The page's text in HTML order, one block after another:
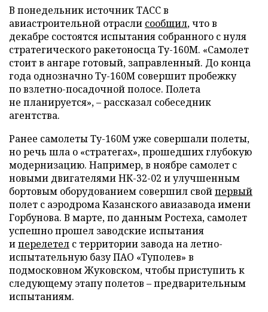
В понедельник источник ТАСС в
авиастроительной отрасли сообщил, что в
декабре состоятся испытания собранного с нуля
стратегического ракетоносца Ту-160М. «Самолет
стоит в ангаре готовый, заправленный. До конца
года однозначно Ту-160М совершит пробежку
по взлетно-посадочной полосе. Полета
не планируется», – рассказал собеседник
агентства.
Ранее самолеты Ту-160М уже совершали полеты,
но речь шла о «стратегах», прошедших глубокую
модернизацию. Например, в ноябре самолет с
новыми двигателями НК-32-02 и улучшенным
бортовым оборудованием совершил свойпервый
полет с аэродрома Казанского авиазавода имени
Горбунова. В марте, по данным Ростеха, самолет
успешно прошел заводские испытания
иперелетел с территории завода на летно-
испытательную базу ПАО «Туполев» в
подмосковном Жуковском, чтобы приступить к
следующему этапу полетов – предварительным
испытаниям.